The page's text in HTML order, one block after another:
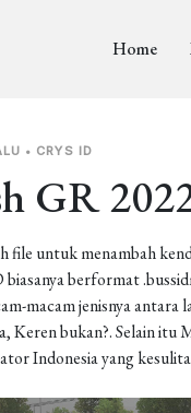
Home
• CRYS ID
GR
file untuk menambah
berformat
macam jenisnya antara
Keren bukan?. Selain itu
Indonesia yang